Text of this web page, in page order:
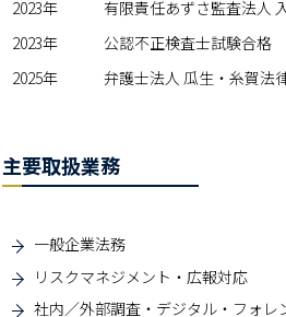
2023年
有限責任あずさ監査法人
2023年
公認不正検査士試験合格
2025年
弁護士法人 瓜生・糸賀法
主要取扱業務
一般企業法務
リスクマネジメント・広報対応
社内／外部調査・デジタル・フォレ